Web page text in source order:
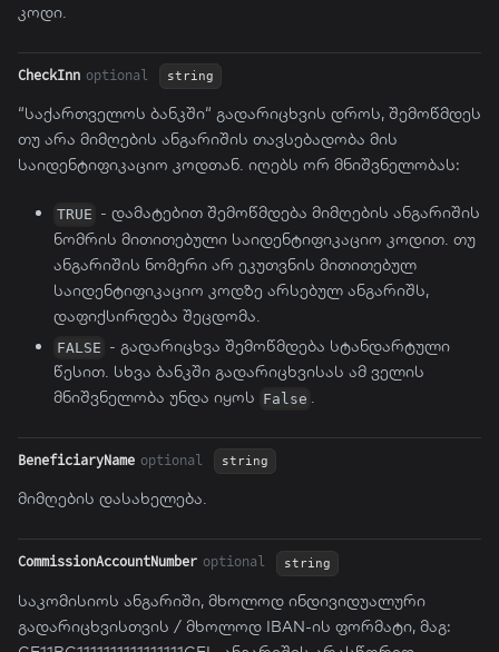
კოდი.
CheckInn optional string
“საქართველოს ბანკში“ გადარიცხვის დროს, შემოწმდეს
თუ არა მიმღების ანგარიშის თავსებადობა მის
საიდენტიფიკაციო კოდთან. იღებს ორ მნიშვნელობას:
TRUE - დამატებით შემოწმდება მიმღების ანგარიშის
ნომრის მითითებული საიდენტიფიკაციო კოდით. თუ
ანგარიშის ნომერი არ ეკუთვნის მითითებულ
საიდენტიფიკაციო კოდზე არსებულ ანგარიშს,
დაფიქსირდება შეცდომა.
FALSE - გადარიცხვა შემოწმდება სტანდარტული
წესით. სხვა ბანკში გადარიცხვისას ამ ველის
მნიშვნელობა უნდა იყოს False .
BeneficiaryName optional string
მიმღების დასახელება.
CommissionAccountNumber optional string
საკომისიოს ანგარიში, მხოლოდ ინდივიდუალური
გადარიცხვისთვის / მხოლოდ IBAN-ის ფორმატი, მაგ: